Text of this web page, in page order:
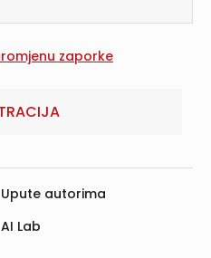
Upute autorima
AI Lab